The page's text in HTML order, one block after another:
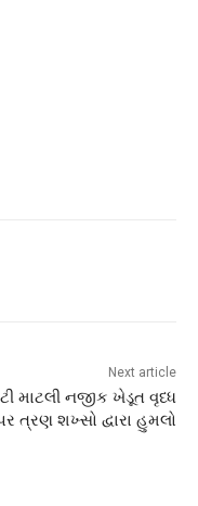
Next article
માટલી નજીક ખેડૂત વૃધ્ધ
ત્રણ શખ્સો દ્વારા હુમલો